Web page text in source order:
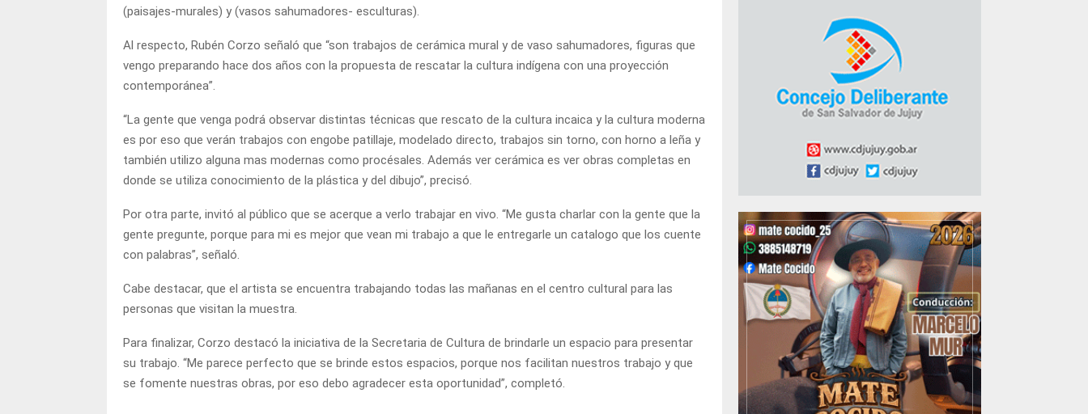
(paisajes-murales) y (vasos sahumadores- esculturas).
Al respecto, Rubén Corzo señaló que “son trabajos de cerámica mural y de vaso sahumadores, figuras que
vengo preparando hace dos años con la propuesta de rescatar la cultura indígena con una proyección
contemporánea”.
“La gente que venga podrá observar distintas técnicas que rescato de la cultura incaica y la cultura moderna
es por eso que verán trabajos con engobe patillaje, modelado directo, trabajos sin torno, con horno a leña y
también utilizo alguna mas modernas como procésales. Además ver cerámica es ver obras completas en
donde se utiliza conocimiento de la plástica y del dibujo”, precisó.
Por otra parte, invitó al público que se acerque a verlo trabajar en vivo. “Me gusta charlar con la gente que la
gente pregunte, porque para mi es mejor que vean mi trabajo a que le entregarle un catalogo que los cuente
con palabras”, señaló.
Cabe destacar, que el artista se encuentra trabajando todas las mañanas en el centro cultural para las
personas que visitan la muestra.
Para finalizar, Corzo destacó la iniciativa de la Secretaria de Cultura de brindarle un espacio para presentar
su trabajo. “Me parece perfecto que se brinde estos espacios, porque nos facilitan nuestros trabajo y que
se fomente nuestras obras, por eso debo agradecer esta oportunidad”, completó.